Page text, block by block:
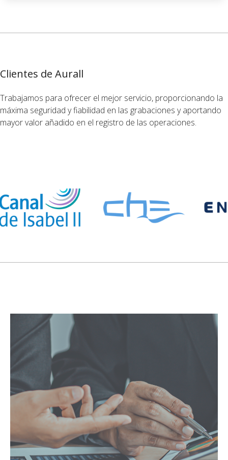
Clientes de Aurall
Trabajamos para ofrecer el mejor servicio, proporcionando la
máxima seguridad y fiabilidad en las grabaciones y aportando
mayor valor añadido en el registro de las operaciones.